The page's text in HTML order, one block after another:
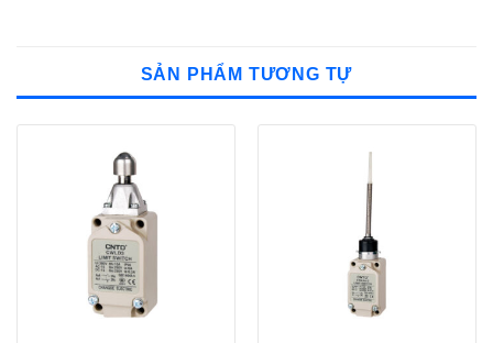
SẢN PHẨM TƯƠNG TỰ